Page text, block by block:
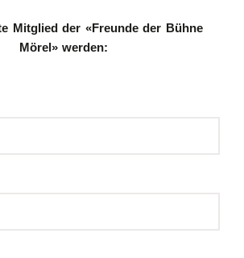
Mitglied der «Freunde der Bühne
Mörel» werden: